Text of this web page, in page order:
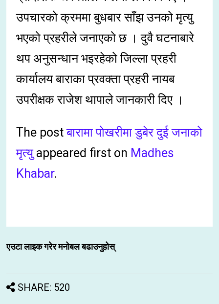
उपचारको क्रममा बुधबार साँझ उनको मृत्यु
भएको प्रहरीले जनाएको छ । दुवै घटनाबारे
थप अनुसन्धान भइरहेको जिल्ला प्रहरी
कार्यालय बाराका प्रवक्ता प्रहरी नायब
उपरीक्षक राजेश थापाले जानकारी दिए ।
The postबारामा पोखरीमा डुबेर दुई जनाको
मृत्युappeared first on Madhes
Khabar.
एउटा लाइक गरेर मनोबल बढाउनुहोस्
SHARE: 520